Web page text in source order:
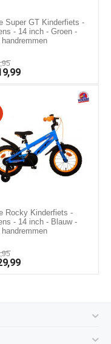
Super GT Kinderfiets -
- 14 inch - Groen -
handremmen
Rocky Kinderfiets -
- 14 inch - Blauw -
handremmen